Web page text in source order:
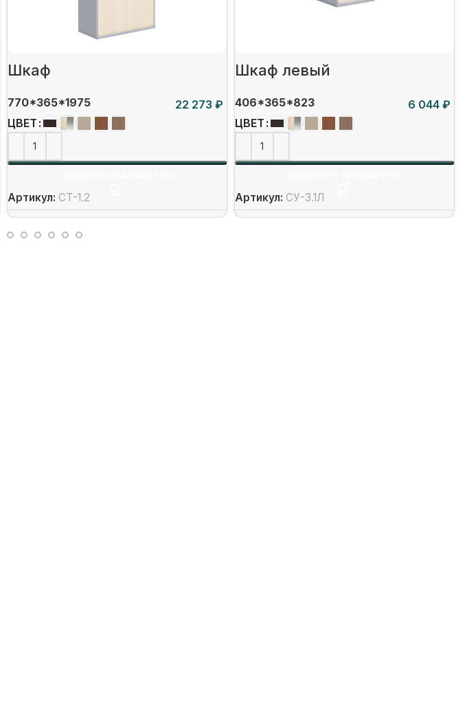
Шкаф
770*365*1975
₽
ЦВЕТ
Артикул: СТ-1.2
Шкаф левый
406*365*823
₽
ЦВЕТ
Артикул: СУ-3.1Л